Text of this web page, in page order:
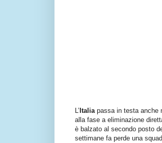
L’ Italiapassa in testa anche
alla fase a eliminazione
è balzato al secondo posto
settimane fa perde una